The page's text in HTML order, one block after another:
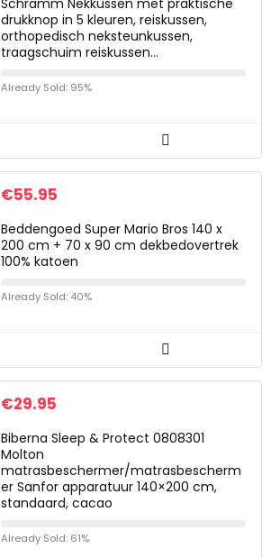
Schramm Nekkussen met praktische
drukknop in 5 kleuren, reiskussen,
orthopedisch neksteunkussen,
traagschuim reiskussen…
Already Sold: 95%
€55.95
Beddengoed Super Mario Bros 140 x
200 cm + 70 x 90 cm dekbedovertrek
100% katoen
Already Sold: 40%
€29.95
Biberna Sleep & Protect 0808301
Molton
matrasbeschermer/matrasbescherm
er Sanfor apparatuur 140×200 cm,
standaard, cacao
Already Sold: 61%